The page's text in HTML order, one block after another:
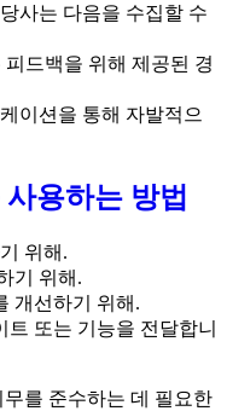
사는 다음을 수집할 수
드백을 위해 제공된 경
이션을 통해 자발적으
용하는 방법
위해.
기 위해.
개선하기 위해.
또는 기능을 전달합니
를 준수하는 데 필요한